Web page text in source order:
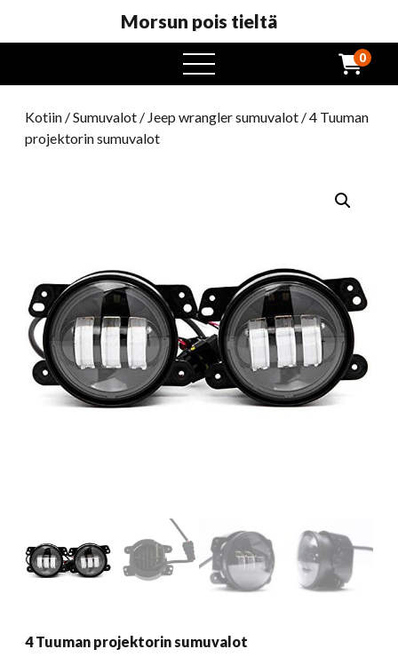
Morsun pois tieltä
avaa
valikko
0
Kotiin /Sumuvalot / Jeep wrangler sumuvalot / 4 Tuuman
projektorin sumuvalot
4 Tuuman projektorin sumuvalot